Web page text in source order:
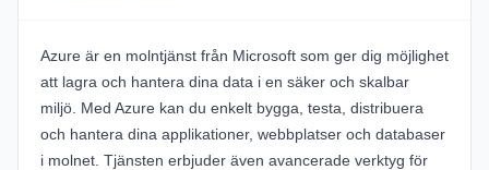
Azure är en molntjänst från Microsoft som ger dig möjlighet
att lagra och hantera dina data i en säker och skalbar
miljö. Med Azure kan du enkelt bygga, testa, distribuera
och hantera dina applikationer, webbplatser och databaser
i molnet. Tjänsten erbjuder även avancerade verktyg för